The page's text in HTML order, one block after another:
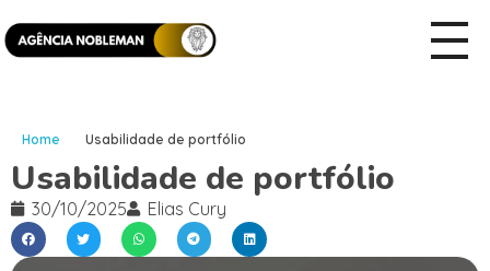
Home Usabilidade de portfólio
Usabilidade de portfólio
30/10/2025 Elias Cury